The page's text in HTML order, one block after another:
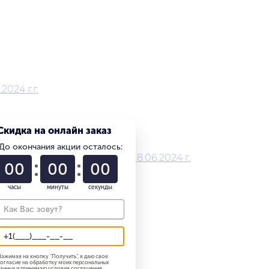
г.г.
работника 18.06.2024 г.
на онлайн заказ
окончания акции осталось:
01
часы
22
минуты
58
секунды
на кнопку "Получить", я даю свое
на обработку моих персональных